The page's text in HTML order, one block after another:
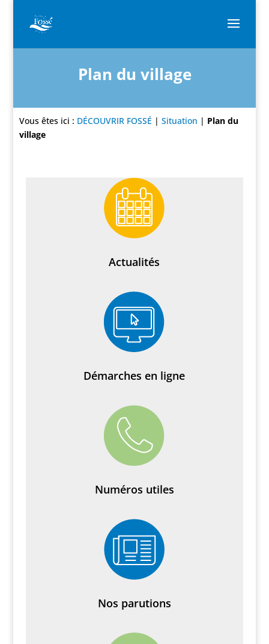
Plan du village
Vous êtes ici : DÉCOUVRIR FOSSÉ |Situation | Plan du
village
Actualités
Démarches en ligne
Numéros utiles
Nos parutions